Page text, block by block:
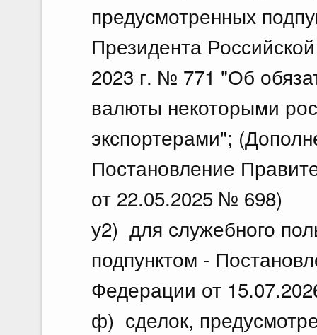
предусмотренных
Президента
2023 г. № 771 "Об
валюты некоторыми
экспортерами";
Постановление
от 22.05.2025 № 698)
у2) для служебного
подпунктом -
Федерации от
ф) сделок,